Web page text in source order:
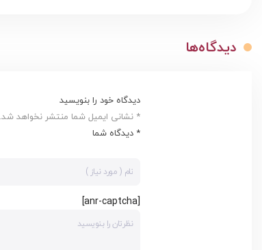
دیدگاه‌ها
دیدگاه خود را بنویسید
* نشانی ایمیل شما منتشر نخواهد
* دیدگاه شما
[anr-captcha]